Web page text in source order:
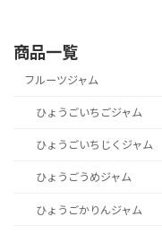
商品一覧
フルーツジャム
ひょうごいちごジャム
ひょうごいちじくジャム
ひょうごうめジャム
ひょうごかりんジャム